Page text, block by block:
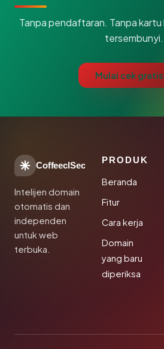
Tanpa pendaftaran. Tanpa
tersembunyi.
Mulai cek
CoffeeclSec
Intelijen domain
otomatis dan
independen
untuk web
terbuka.
PRODUK
Beranda
Fitur
Cara kerja
Domain
yang baru
diperiksa